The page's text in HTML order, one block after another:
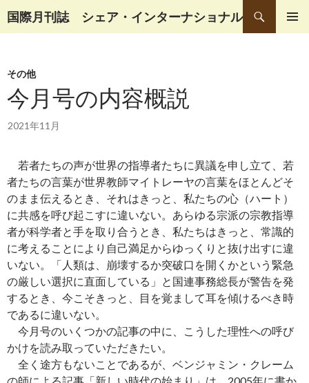
国際月刊誌 シェア・インターナショナル
検
索
ン
ツ
へ
移
その他
今月号の内容概説
2021年11月
若者たちの声が世界の指導者たちに異議を申し立て、若
者たちの言葉が世界教師マイトレーヤの言葉をほとんどそ
のまま伝えるとき、それはきっと、私たちの心（ハート）
に共感を呼び起こすに違いない。あらゆる宗派の宗教指導
者が科学者と手を取り合うとき、私たちはきっと、常識的
に考えることにより自己満足からゆっくりと抜け出すに違
いない。「人類は、崩壊するか突破口を開くかという緊急
の厳しい選択に直面している」と国連事務総長が警告を発
するとき、今こそきっと、目を覚まして耳を傾けるべき時
であるに違いない。
今月号のいくつかの記事の中に、こうした理性への呼び
かけを読み取っていただきたい。
全く途方もないことであるが、ベンジャミン・クレーム